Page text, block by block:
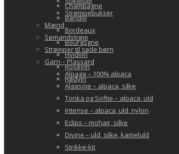
Champagne
Bandol
Bordeaux
Bourgogne
Hvidvin
Rosévin
Rødvin
Strømpebukser
Mænd
Sømandstrøje
Strømper til søde børn
Garn – Plassard
Alpaga – 100% alpaca
Algasoie – alpaca, silke
Tonka og Softie – alpaca, uld
Intense – alpaca, uld, nylon
Eclips – mohair, silke
Divine – uld, silke, kameluld
Strikke-kit